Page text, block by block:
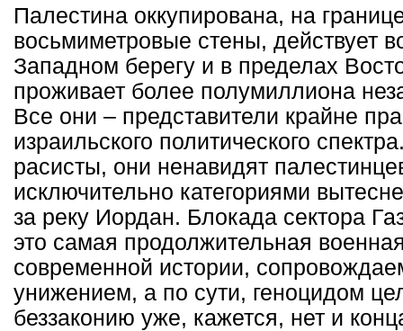
Палестина оккупирована, на
восьмиметровые стены, действует
Западном берегу и в пределах
проживает более полумиллиона
Все они – представители крайне
израильского политического
расисты, они ненавидят
исключительно категориями
за реку Иордан. Блокада сектора
это самая продолжительная
современной истории,
унижением, а по сути, геноцидом
беззаконию уже, кажется, нет и